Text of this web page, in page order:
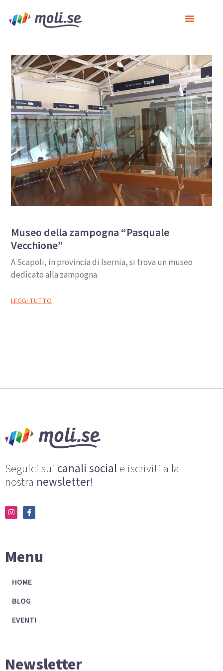
Museo della zampogna “Pasquale
Vecchione”
A Scapoli, in provincia di Isernia, si trova un museo
dedicato alla zampogna.
LEGGI TUTTO
Seguici sui canali social e iscriviti alla
nostra newsletter!
Menu
HOME
BLOG
EVENTI
Newsletter